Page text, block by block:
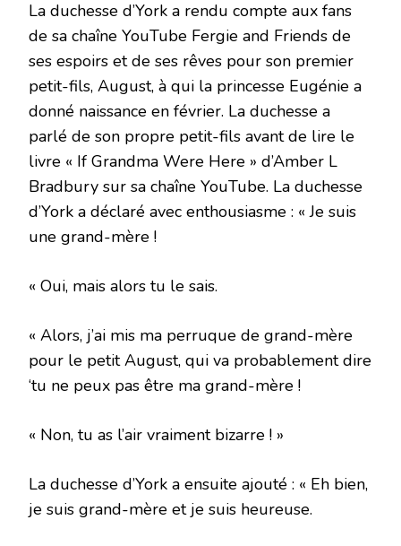
La duchesse d’York a rendu compte aux fans
de sa chaîne YouTube Fergie and Friends de
ses espoirs et de ses rêves pour son premier
petit-fils, August, à qui la princesse Eugénie a
donné naissance en février. La duchesse a
parlé de son propre petit-fils avant de lire le
livre « If Grandma Were Here » d’Amber L
Bradbury sur sa chaîne YouTube. La duchesse
d’York a déclaré avec enthousiasme : « Je suis
une grand-mère !
« Oui, mais alors tu le sais.
« Alors, j’ai mis ma perruque de grand-mère
pour le petit August, qui va probablement dire
‘tu ne peux pas être ma grand-mère !
« Non, tu as l’air vraiment bizarre ! »
La duchesse d’York a ensuite ajouté : « Eh bien,
je suis grand-mère et je suis heureuse.